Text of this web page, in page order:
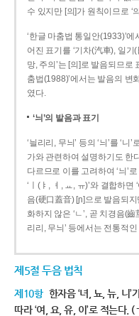
수 있지만 [의]가 원칙이므로 ‘
‘한글 마춤법 통일안(1933)’에
어진 표기를 ‘기차(汽車), 일기
망, 주의’는 [의]로 발음되므로
춤법(1988)’에서는 발음의 변
였다.
‘늬’의 발음과 표기
‘늴리리, 무늬’ 등의 ‘늬’를 ‘니
가와 관련하여 설명하기도 한다
다르므로 이를 고려하여 ‘늬’
‘ㅣ(ㅑ, ㅕ, ㅛ, ㅠ)’와 결합하면
음(硬口蓋音) [ɲ]으로 발음되지
화하지 않은 ‘ㄴ’, 곧 치경음(
리리, 무늬’ 등에서는 전통적
제5절 두음 법칙
제10항 한자음 ‘녀, 뇨, 뉴, 니’
따라 ‘여, 요, 유, 이’로 적는다.